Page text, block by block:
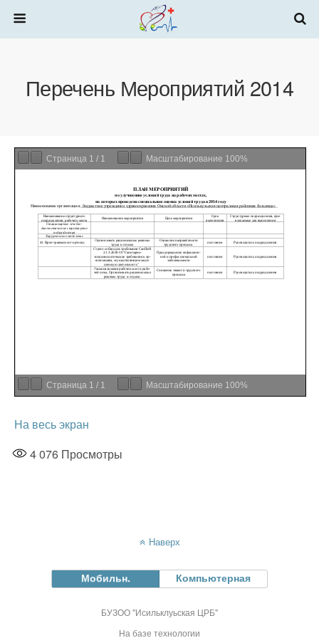
Перечень Мероприятий 2014
Страница 1 / 1 Масштабирование 100%
Страница 1 / 1 Масштабирование 100%
На весь экран
4 076 Просмотры
Наверх
Мобильн. Компьютерная
БУЗОО "Исильклуьская ЦРБ"
На базе технологии